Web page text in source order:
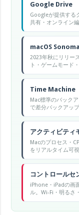
Google Drive
Googleが提供する
共有・オンライン
macOS Sonoma
2023年秋にリリー
ト・ゲームモード
Time Machine
Mac標準のバック
で差分バックアッ
アクティビティ
Macのプロセス・
をリアルタイム可
う。
コントロールセ
iPhone・iPadの画
ル。Wi-Fi・明るさ
る。